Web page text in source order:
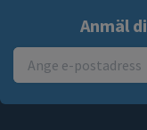
Anmäl